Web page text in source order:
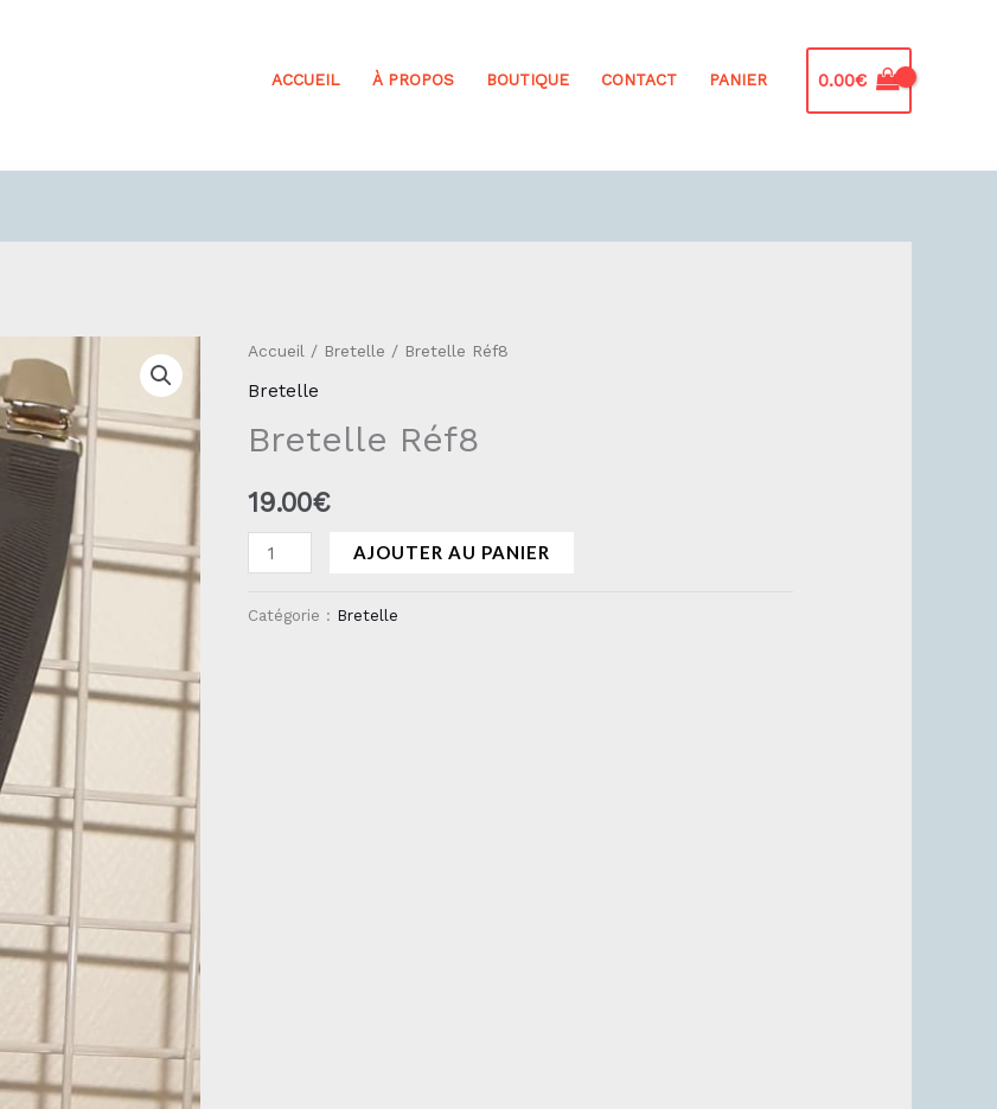
ACCUEIL À PROPOS BOUTIQUE CONTACT PANIER 0.00€
Accueil / Bretelle / Bretelle Réf8
Bretelle
Bretelle Réf8
19.00€
quantité
de
Réf8
AJOUTER AU PANIER
Catégorie : Bretelle